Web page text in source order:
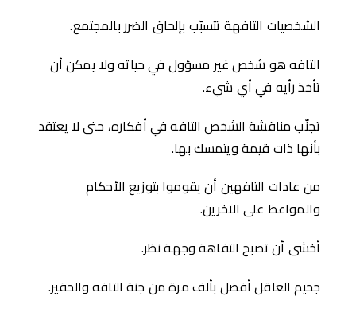
الشخصيات التافهة تتسبّب بإلحاق الضرر بالمجتمع.
التافه هو شخص غير مسؤول في حياته ولا يمكن أن
تأخذ رأيه في أي شيء.
تجنّب مناقشة الشخص التافه في أفكاره، حتى لا يعتقد
بأنها ذات قيمة ويتمسك بها.
من عادات التافهين أن يقوموا بتوزيع اﻷحكام
والمواعظ على الآخرين.
أخشى أن تصبح التفاهة وجهة نظر.
جحيم العاقل أفضل بألف مرة من جنة التافه والحقير.